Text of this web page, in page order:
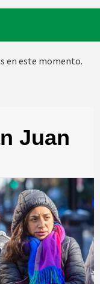
en este momento.
Juan